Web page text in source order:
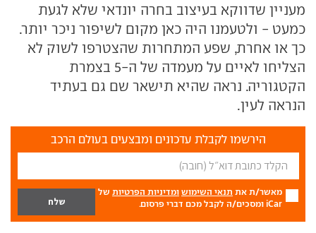
מעניין שדווקא בעיצוב בחרה יונדאי שלא לגעת
כמעט - ולטעמנו היה כאן מקום לשיפור ניכר יותר.
כך או אחרת, שפע המתחרות שהצטרפו לשוק לא
הצליחו לאיים על מעמדה של ה-5 בצמרת
הקטגוריה. נראה שהיא תישאר שם גם בעתיד
הנראה לעין.
הירשמו לקבלת עדכונים ומבצעים בעולם הרכב
מאשר/ת את תנאי השימוש ומדיניות הפרטיות של
iCar ומסכים/ה לקבל מכם דברי פרסום.